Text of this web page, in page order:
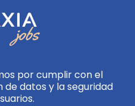
por cumplir con el
datos y la seguridad